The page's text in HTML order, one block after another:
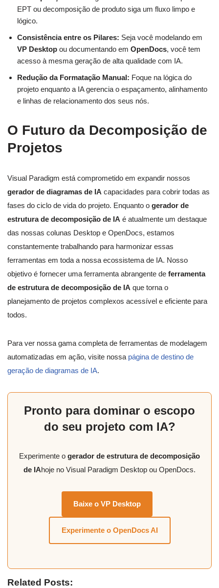
EPT ou decomposição de produto siga um fluxo limpo e
lógico.
Consistência entre os Pilares: Seja você modelando em
VP Desktop ou documentando em OpenDocs, você tem
acesso à mesma geração de alta qualidade com IA.
Redução da Formatação Manual: Foque na lógica do
projeto enquanto a IA gerencia o espaçamento, alinhamento
e linhas de relacionamento dos seus nós.
O Futuro da Decomposição de
Projetos
Visual Paradigm está comprometido em expandir nossos
gerador de diagramas de IA capacidades para cobrir todas as
fases do ciclo de vida do projeto. Enquanto o gerador de
estrutura de decomposição de IA é atualmente um destaque
das nossas colunas Desktop e OpenDocs, estamos
constantemente trabalhando para harmonizar essas
ferramentas em toda a nossa ecossistema de IA. Nosso
objetivo é fornecer uma ferramenta abrangente de ferramenta
de estrutura de decomposição de IA que torna o
planejamento de projetos complexos acessível e eficiente para
todos.
Para ver nossa gama completa de ferramentas de modelagem
automatizadas em ação, visite nossa página de destino de
geração de diagramas de IA.
Pronto para dominar o escopo
do seu projeto com IA?
Experimente o gerador de estrutura de decomposição
de IAhoje no Visual Paradigm Desktop ou OpenDocs.
Baixe o VP Desktop
Experimente o OpenDocs AI
Related Posts: